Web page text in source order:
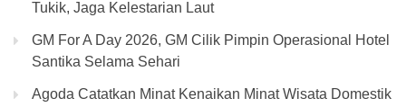
Tukik, Jaga Kelestarian Laut
GM For A Day 2026, GM Cilik Pimpin Operasional Hotel
Santika Selama Sehari
Agoda Catatkan Minat Kenaikan Minat Wisata Domestik